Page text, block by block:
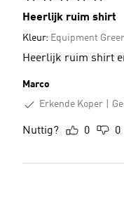
Heerlijk ruim shirt
Kleur: Equipment
Heerlijk ruim shirt
Marco
Erkende Koper
Nuttig? 0 0